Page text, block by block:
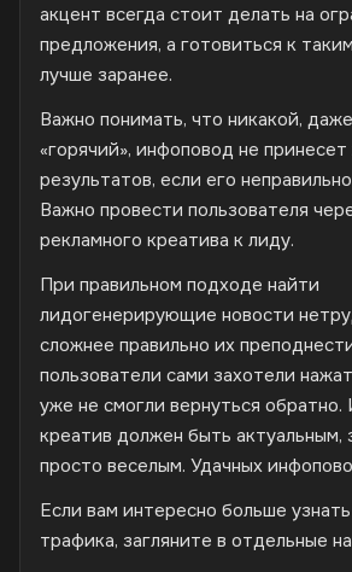
акцент всегда стоит делать на
предложения, а готовиться к
лучше заранее.
Важно понимать, что никакой,
«горячий», инфоповод не
результатов, если его
Важно провести пользователя
рекламного креатива к лиду.
При правильном подходе найти
лидогенерирующие новости
сложнее правильно их
пользователи сами захотели
уже не смогли вернуться обратно.
креатив должен быть
просто веселым. Удачных
Если вам интересно больше
трафика, загляните в отдельные